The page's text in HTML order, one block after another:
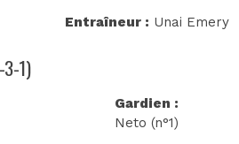
Entraîneur : Unai Emery
1)
Gardien :
Neto (n°1)